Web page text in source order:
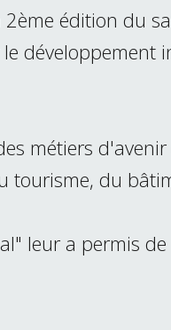
édition du
développement
métiers
tourisme, du
leur a permis de